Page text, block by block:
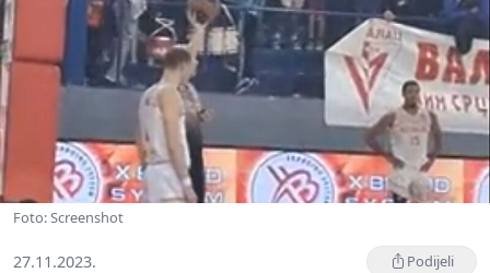
Foto: Screenshot
27.11.2023. Podijeli